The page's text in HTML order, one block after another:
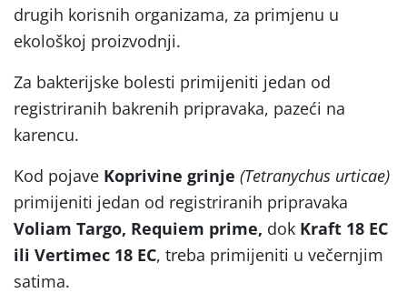
drugih korisnih organizama, za primjenu u
ekološkoj proizvodnji.
Za bakterijske bolesti primijeniti jedan od
registriranih bakrenih pripravaka, pazeći na
karencu.
Kod pojave Koprivine grinje (Tetranychus urticae)
primijeniti jedan od registriranih pripravaka
Voliam Targo, Requiem prime, dok Kraft 18 EC
ili Vertimec 18 EC, treba primijeniti u večernjim
satima.